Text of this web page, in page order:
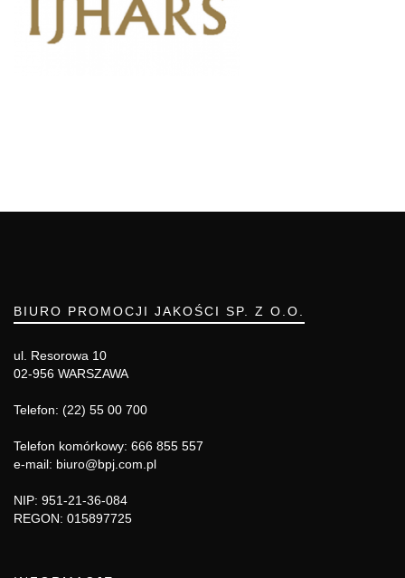
BIURO PROMOCJI JAKOŚCI SP. Z O.O.
ul. Resorowa 10
02-956 WARSZAWA
Telefon: (22) 55 00 700
Telefon komórkowy: 666 855 557
e-mail: biuro@bpj.com.pl
NIP: 951-21-36-084
REGON: 015897725